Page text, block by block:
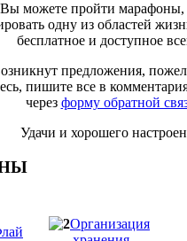
можете пройти марафоны,
одну из областей
бесплатное и доступное
предложения,
пишите все в
через форму обратной
Удачи и хорошего
Организация